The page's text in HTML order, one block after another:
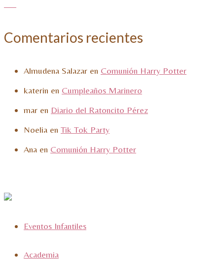
Comentarios recientes
Almudena Salazar en Comunión Harry Potter
katerin en Cumpleaños Marinero
mar en Diario del Ratoncito Pérez
Noelia en Tik Tok Party
Ana en Comunión Harry Potter
Eventos Infantiles
Academia